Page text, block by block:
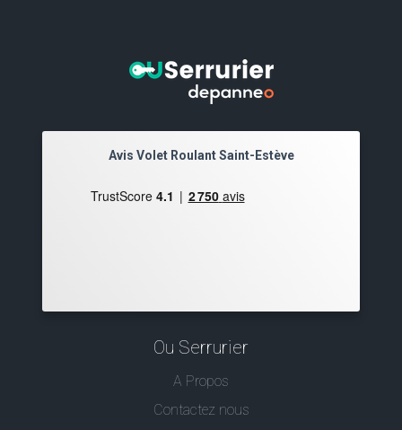
Avis Volet Roulant Saint-Estève
Ou Serrurier
A Propos
Contactez nous